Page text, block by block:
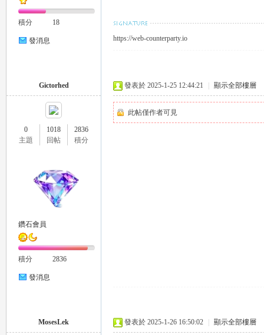
積分 18
發消息 https://web-counterparty.io
Gictorhed
0
主題
1018
回帖
2836
積分
鑽石會員
積分 2836
發消息
發表於 2025-1-25 12:44:21 顯示全部樓層
此帖僅作者可見
MosesLek 發表於 2025-1-26 16:50:02 顯示全部樓層